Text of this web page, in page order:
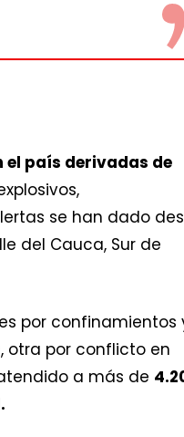
el país derivadas de
se han dado
del Cauca, Sur de
por confinamientos
otra por conflicto en
a más de